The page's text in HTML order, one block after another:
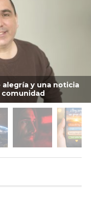
y una noticia
comunidad